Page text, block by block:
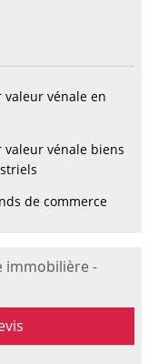
vénale en
vénale biens
de commerce
immobilière -